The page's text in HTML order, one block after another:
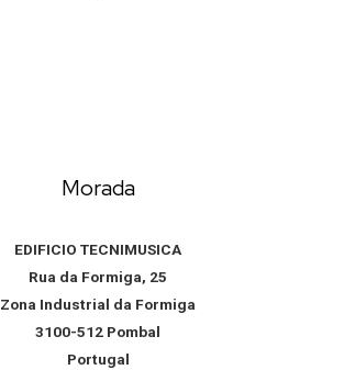
Morada
EDIFICIO TECNIMUSICA
Rua da Formiga, 25
Zona Industrial da Formiga
3100-512 Pombal
Portugal